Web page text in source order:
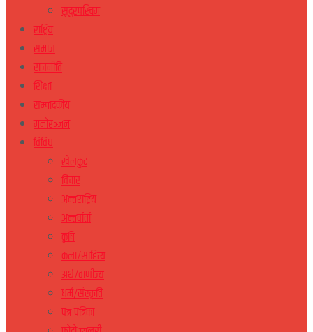
सुदुरपस्चिम
राष्ट्रिय
समाज
राजनीति
शिक्षा
सम्पादकीय
मनोरञ्जन
विविध
खेलकुद
विचार
अन्तराष्ट्रिय
अन्तर्वार्ता
कृषि
कला/साहित्य
अर्थ/वाणीज्य
धर्म/संस्कृति
पत्र-पत्रिका